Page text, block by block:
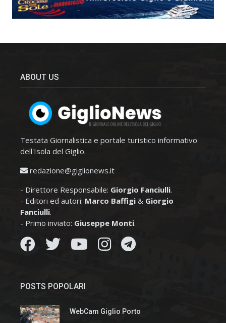
ABOUT US
Testata Giornalistica e portale turistico informativo
dell'Isola del Giglio.
redazione@giglionews.it
- Direttore Responsabile: Giorgio Fanciulli.
- Editori ed autori: Marco Baffigi & Giorgio
Fanciulli.
- Primo inviato: Giuseppe Monti.
POSTS POPOLARI
WebCam Giglio Porto